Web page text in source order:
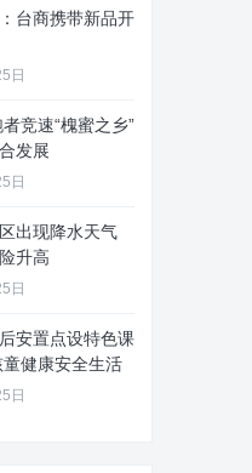
台商携带新品开
日
竞速“槐蜜之乡”
发展
日
出现降水天气
升高
日
安置点设特色课
健康安全生活
日